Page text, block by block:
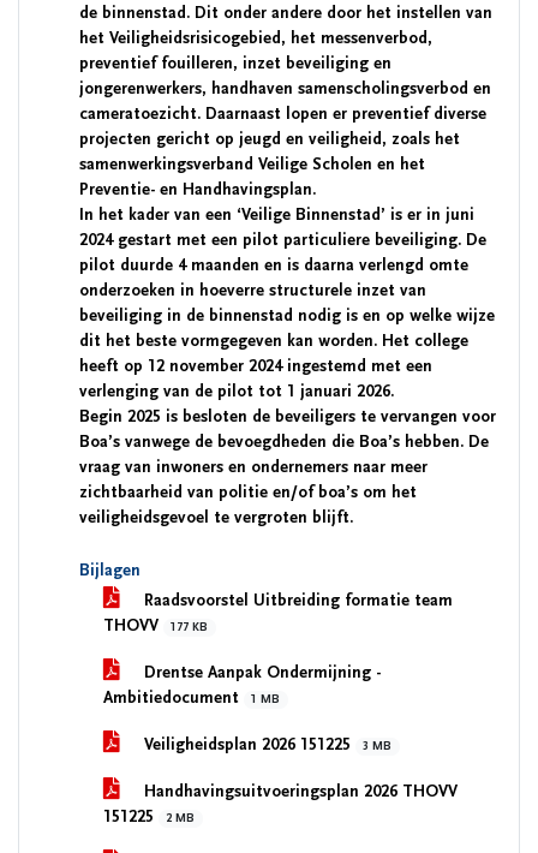
de binnenstad. Dit onder andere door het instellen van
het Veiligheidsrisicogebied, het messenverbod,
preventief fouilleren, inzet beveiliging en
jongerenwerkers, handhaven samenscholingsverbod en
cameratoezicht. Daarnaast lopen er preventief diverse
projecten gericht op jeugd en veiligheid, zoals het
samenwerkingsverband Veilige Scholen en het
Preventie- en Handhavingsplan.
In het kader van een ‘Veilige Binnenstad’ is er in juni
2024 gestart met een pilot particuliere beveiliging. De
pilot duurde 4 maanden en is daarna verlengd omte
onderzoeken in hoeverre structurele inzet van
beveiliging in de binnenstad nodig is en op welke wijze
dit het beste vormgegeven kan worden. Het college
heeft op 12 november 2024 ingestemd met een
verlenging van de pilot tot 1 januari 2026.
Begin 2025 is besloten de beveiligers te vervangen voor
Boa’s vanwege de bevoegdheden die Boa’s hebben. De
vraag van inwoners en ondernemers naar meer
zichtbaarheid van politie en/of boa’s om het
veiligheidsgevoel te vergroten blijft.
Bijlagen
Raadsvoorstel Uitbreiding formatie team
THOVV
177 KB
Drentse Aanpak Ondermijning -
Ambitiedocument
1 MB
Veiligheidsplan 2026 151225 3 MB
Handhavingsuitvoeringsplan 2026 THOVV
151225
2 MB